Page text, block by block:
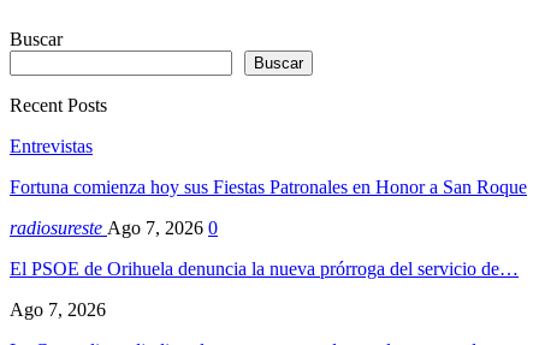
Buscar
Buscar
Recent Posts
Entrevistas
Fortuna comienza hoy sus Fiestas Patronales en Honor a San Roque
radiosureste Ago 7, 2026 0
El PSOE de Orihuela denuncia la nueva prórroga del servicio de…
Ago 7, 2026